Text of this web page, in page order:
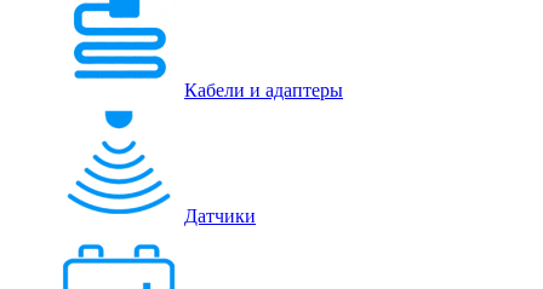
Кабели и адаптеры
Датчики